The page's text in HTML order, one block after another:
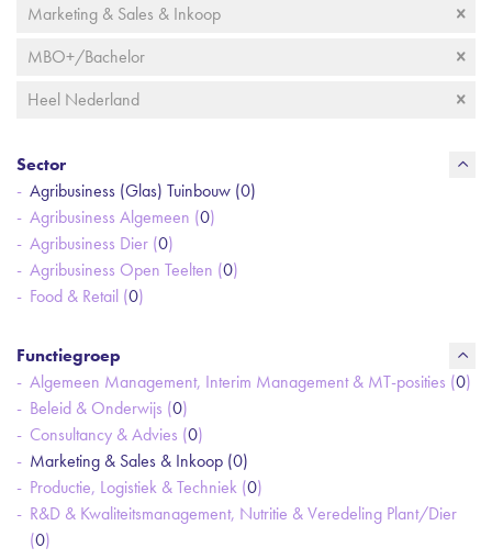
Marketing & Sales & Inkoop
MBO+/Bachelor
Heel Nederland
Sector
Agribusiness (Glas) Tuinbouw (0)
Agribusiness Algemeen (0)
Agribusiness Dier (0)
Agribusiness Open Teelten (0)
Food & Retail (0)
Functiegroep
Algemeen Management, Interim Management & MT-posities (0)
Beleid & Onderwijs (0)
Consultancy & Advies (0)
Marketing & Sales & Inkoop (0)
Productie, Logistiek & Techniek (0)
R&D & Kwaliteitsmanagement, Nutritie & Veredeling Plant/Dier
(0)